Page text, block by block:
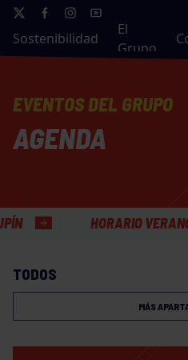
Sostenibilidad
El
Grupo
EVENTOS DEL GRUPO
AGENDA
HORARIO VERANO
TODOS
MÁS